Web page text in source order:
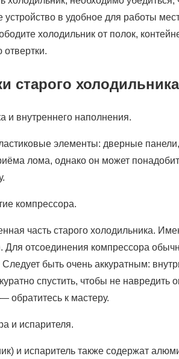
устройство в удобное для работы
холодильник от полок,
старого
и внутреннего наполнения.
элементы: дверные
лома, однако он может
компрессора.
часть старого холодильника.
Для отсоединения компрессора
быть очень аккуратным:
спустить, чтобы не
обратитесь к мастеру.
и испарителя.
и испаритель также содержат